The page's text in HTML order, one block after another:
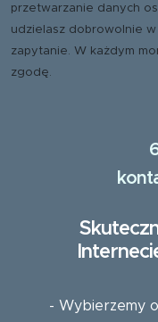
przetwarzanie danych
udzielasz dobrowolnie
zapytanie. W każdym
zgodę.
- Wybierzemy